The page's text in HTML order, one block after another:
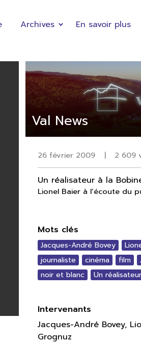
Archives En savoir plus
Val News
26 février 2009 | 2 609
Un réalisateur à la
Lionel Baier à l’écoute du
Mots clés
Jacques-André Bovey
journaliste
cinéma film
noir et blanc
Un
Intervenants
Jacques-André Bovey,
Grognuz